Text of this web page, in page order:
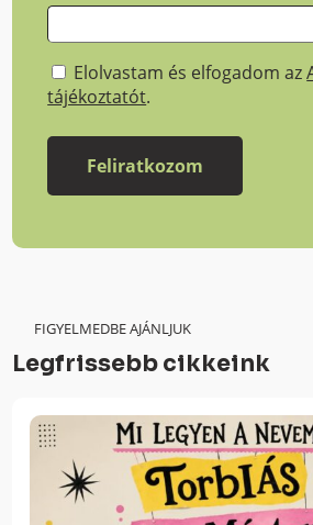
Elolvastam és elfogadom az
tájékoztatót.
FIGYELMEDBE AJÁNLJUK
Legfrissebb cikkeink